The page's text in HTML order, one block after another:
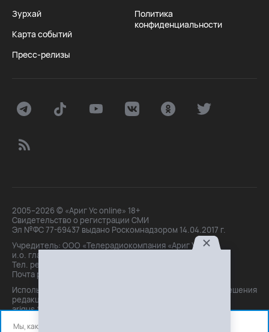
Зурхай
Карта событий
Пресс-релизы
Политика
конфиденциальности
2005–2026 © «Ариг Ус online» 18+
Свидетельство о регистрации СМИ
Эл №ФС 77-69437 выдано Роскомнадзором 14.04.2017 г.
Учредитель: ООО «Телерадиокомпания «Ариг Ус»,
и.о. главного редактора: Маханова О.Б.
Тел. peдakции: +7(3012)21-30-14,
Почта peдakции: editor@arigus.tv
Использование материалов только с письменного разрешения
редакции. При цитировании прямая активная ссылка на
arigus.tv обязательна.
Мы, как и все используем файлы cookie и сервисы аналитики.